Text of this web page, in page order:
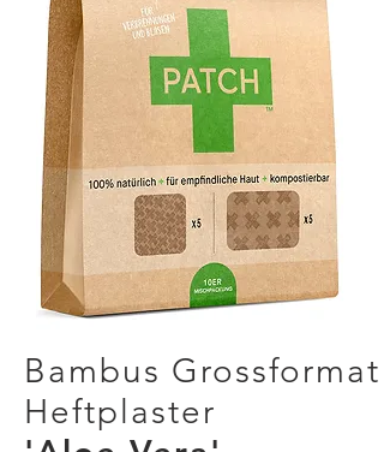
Bambus Grossformat
Heftplaster